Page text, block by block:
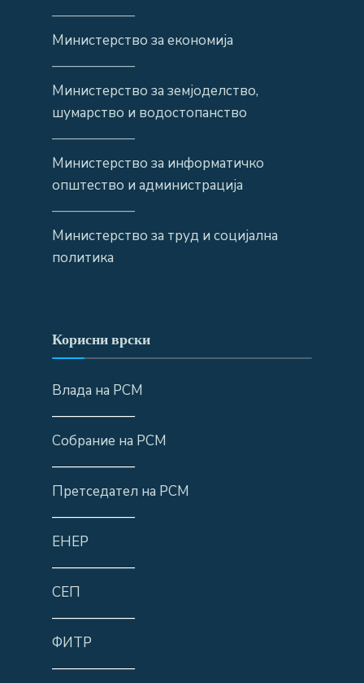
——————
Министерство за економија
——————
Министерство за земјоделство,
шумарство и водостопанство
——————
Министерство за информатичко
општество и администрација
——————
Министерство за труд и социјална
политика
Корисни врски
Влада на РСМ
——————
Собрание на РСМ
——————
Претседател на РСМ
——————
ЕНЕР
——————
СЕП
——————
ФИТР
——————